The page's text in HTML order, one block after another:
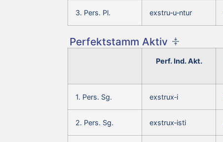
3. Pers. Pl. exstru‑u‑ntur
Perfektstamm Aktiv
Perf. Ind. Akt.
1. Pers. Sg. exstrux‑i
2. Pers. Sg. exstrux‑isti